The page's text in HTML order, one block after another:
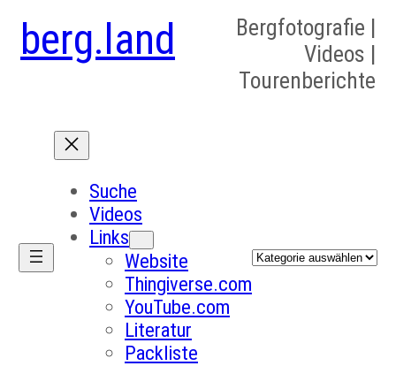
berg.land
Bergfotografie |
Videos |
Tourenberichte
Suche
Videos
Links
Website
Thingiverse.com
YouTube.com
Literatur
Packliste
Kategorien